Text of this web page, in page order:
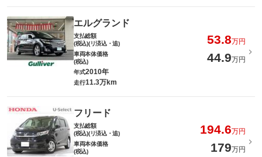
エルグランド
支払総額
(税込)(リ済込・追)
53.8万円
車両本体価格
(税込)
44.9万円
年式2010年
走行11.3万km
フリード
支払総額
(税込)(リ済込・追)
194.6万円
車両本体価格
(税込)
179万円